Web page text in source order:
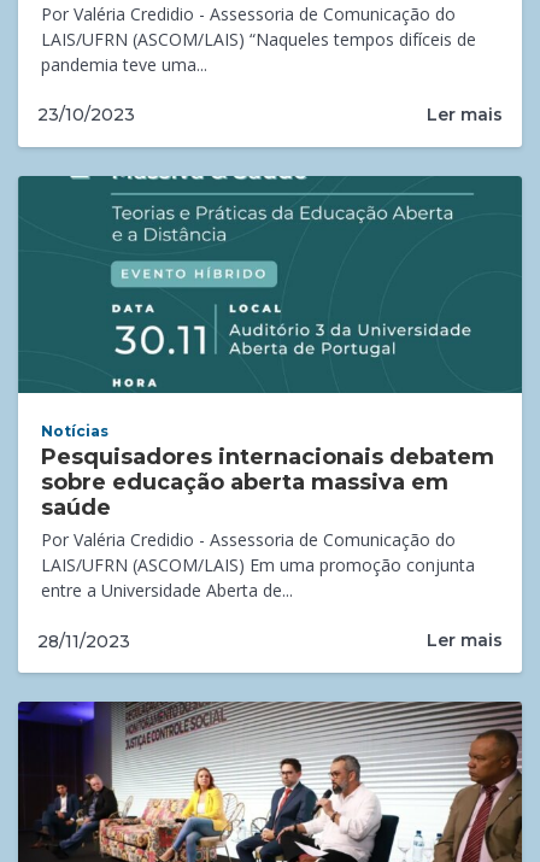
Por Valéria Credidio - Assessoria de Comunicação do
LAIS/UFRN (ASCOM/LAIS) “Naqueles tempos difíceis de
pandemia teve uma...
23/10/2023 Ler mais
Notícias
Pesquisadores internacionais debatem
sobre educação aberta massiva em
saúde
Por Valéria Credidio - Assessoria de Comunicação do
LAIS/UFRN (ASCOM/LAIS) Em uma promoção conjunta
entre a Universidade Aberta de...
28/11/2023 Ler mais